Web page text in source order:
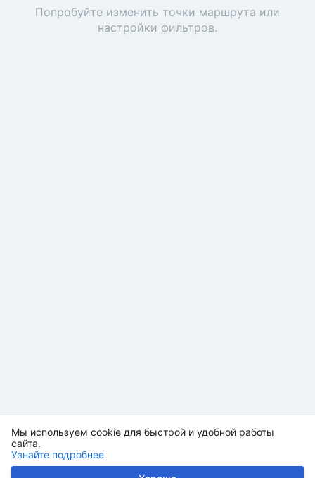
Мы используем cookie для быстрой и удобной работы
сайта.
Узнайте подробнее
Попробуйте изменить точки маршрута или
настройки фильтров.